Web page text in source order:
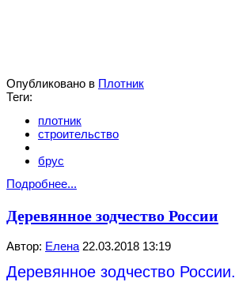
Опубликовано в Плотник
Теги:
плотник
строительство
брус
Подробнее...
Деревянное зодчество России
Автор: Елена 22.03.2018 13:19
Деревянное зодчество России.